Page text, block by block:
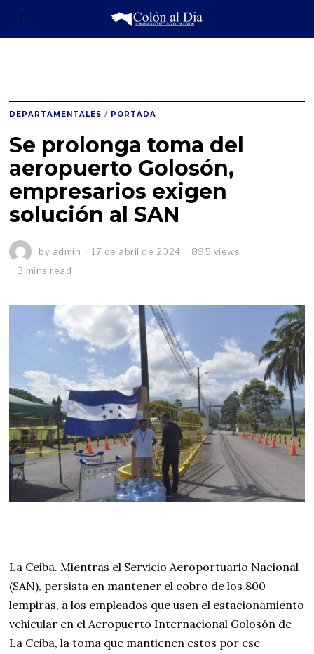
DEPARTAMENTALES / PORTADA
Se prolonga toma del
aeropuerto Golosón,
empresarios exigen
solución al SAN
by admin 17 de abril de 2024
i
l
d
e
2
0
2
4
895 views
3 mins read
La Ceiba. Mientras el Servicio Aeroportuario Nacional
(SAN), persista en mantener el cobro de los 800
lempiras, a los empleados que usen el estacionamiento
vehicular en el Aeropuerto Internacional Golosón de
La Ceiba, la toma que mantienen estos por ese